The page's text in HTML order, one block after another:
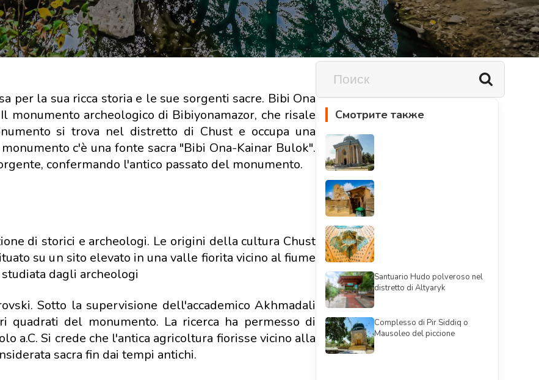
per la sua ricca storia e le sue sorgenti sacre. Bibi Ona
archeologico di Bibiyonamazor, che risale
si trova nel distretto di Chust e occupa una
c'è una fonte sacra "Bibi Ona-Kainar Bulok".
confermando l'antico passato del monumento.
di storici e archeologi. Le origini della cultura Chust
su un sito elevato in una valle fiorita vicino al fiume
dagli archeologi
Sotto la supervisione dell'accademico Akhmadali
del monumento. La ricerca ha permesso di
a.C. Si crede che l'antica agricoltura fiorisse vicino alla
sacra fin dai tempi antichi.
Смотрите также
Santuario Hudo polveroso nel
distretto di Altyaryk
Complesso di Pir Siddiq o
Mausoleo del piccione